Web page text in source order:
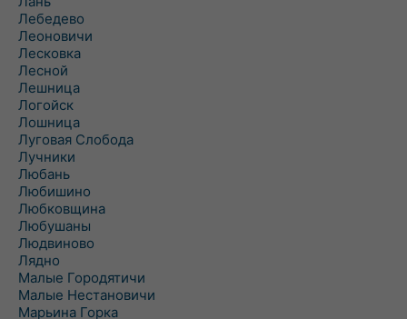
Лебедево
Леоновичи
Лесковка
Лесной
Лешница
Логойск
Лошница
Луговая Слобода
Лучники
Любань
Любишино
Любковщина
Любушаны
Людвиново
Лядно
Малые Городятичи
Малые Нестановичи
Марьина Горка